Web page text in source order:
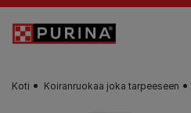
Skip to main content
Koti Koiranruokaa joka tarpeeseen